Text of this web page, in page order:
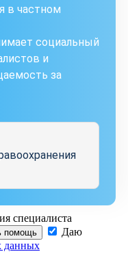
в частном
социальный
и
за
специалиста
помощь
Даю
данных